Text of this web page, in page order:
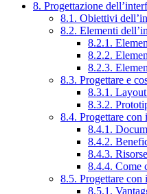
8. Progettazione
8.1. Obiettivi
8.2. Elementi
8.2.1.
8.2.2.
8.2.3.
8.3. Progettare e
8.3.1.
8.3.2.
8.4. Progettare con
8.4.1.
8.4.2.
8.4.3.
8.4.4. Come
8.5. Progettare
8.5.1.